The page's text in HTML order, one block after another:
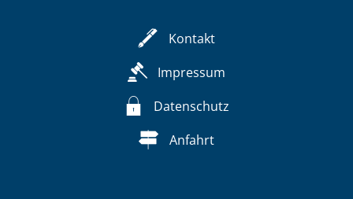
Kontakt
Impressum
Datenschutz
Anfahrt